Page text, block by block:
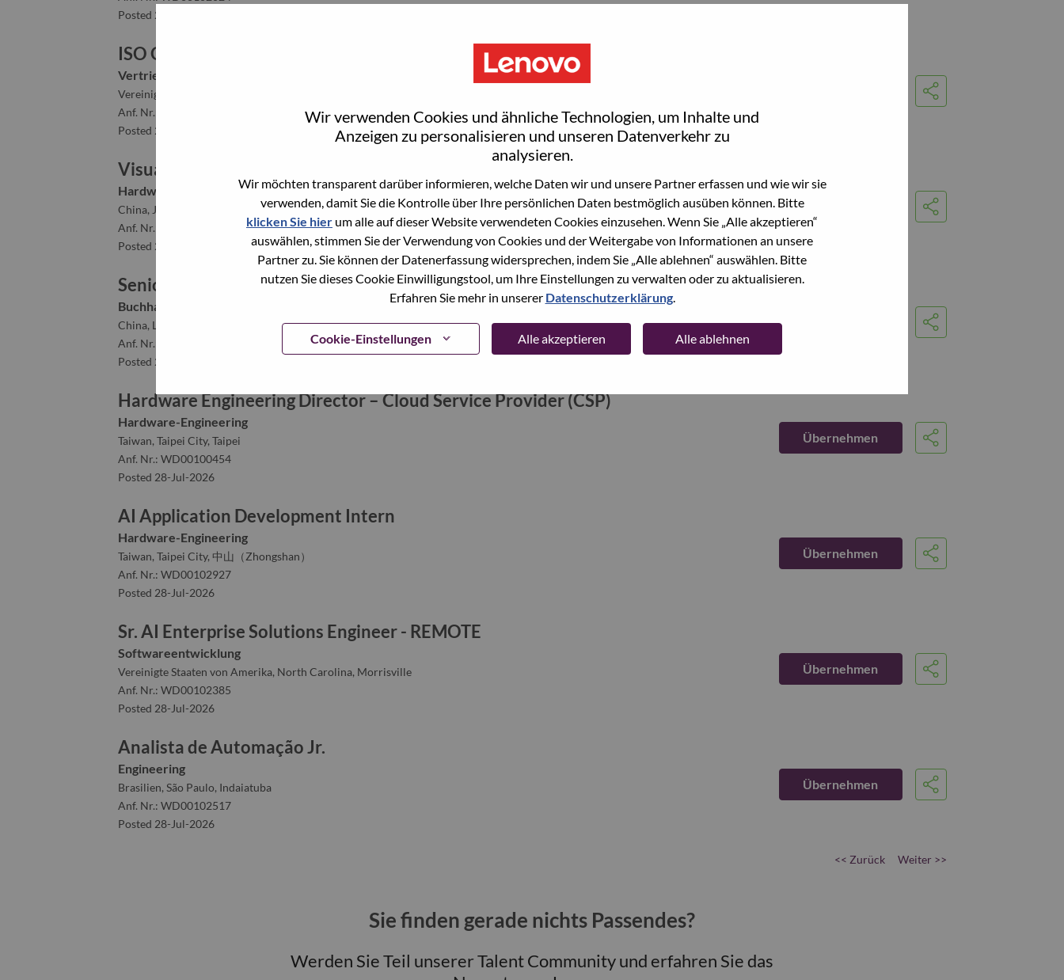
Wir verwenden Cookies und ähnliche Technologien, um Inhalte und
Anzeigen zu personalisieren und unseren Datenverkehr zu
analysieren.
Wir möchten transparent darüber informieren, welche Daten wir und unsere Partner erfassen und wie wir sie
verwenden, damit Sie die Kontrolle über Ihre persönlichen Daten bestmöglich ausüben können. Bitte
klicken Sie hier um alle auf dieser Website verwendeten Cookies einzusehen. Wenn Sie „Alle akzeptieren“
auswählen, stimmen Sie der Verwendung von Cookies und der Weitergabe von Informationen an unsere
Partner zu. Sie können der Datenerfassung widersprechen, indem Sie „Alle ablehnen“ auswählen. Bitte
nutzen Sie dieses Cookie Einwilligungstool, um Ihre Einstellungen zu verwalten oder zu aktualisieren.
Erfahren Sie mehr in unserer Datenschutzerklärung.
Cookie-Einstellungen Alle akzeptieren Alle ablehnen
Posted 28-Jul-2026
ISO GTM Program Director - Morrisville, NC
Vertriebsunterstützung
Vereinigte Staaten von Amerika, North Carolina, Morrisville
Anf. Nr.: WD00102462
Posted 28-Jul-2026
Share
Visuals PQE (显示器质量工程师)
Hardware-Engineering
China, Jiangsu, 苏州（Suzhou）
Anf. Nr.: WD00101644
Posted 28-Jul-2026
Übernehmen Share
Senior Expense Ops Specialist
Buchhaltung/Finanzwesen
China, Liaoning, 大连（Dalian）
Anf. Nr.: WD00102181
Posted 28-Jul-2026
Share
Hardware Engineering Director – Cloud Service Provider (CSP)
Hardware-Engineering
Taiwan, Taipei City, Taipei
Anf. Nr.: WD00100454
Posted 28-Jul-2026
Übernehmen Share
AI Application Development Intern
Hardware-Engineering
Taiwan, Taipei City, 中山（Zhongshan）
Anf. Nr.: WD00102927
Posted 28-Jul-2026
Übernehmen Share
Sr. AI Enterprise Solutions Engineer - REMOTE
Softwareentwicklung
Vereinigte Staaten von Amerika, North Carolina, Morrisville
Anf. Nr.: WD00102385
Posted 28-Jul-2026
Übernehmen Share
Analista de Automação Jr.
Engineering
Brasilien, São Paulo, Indaiatuba
Anf. Nr.: WD00102517
Posted 28-Jul-2026
Übernehmen Share
<< Zurück Weiter >>
Sie finden gerade nichts Passendes?
Werden Sie Teil unserer Talent Community und erfahren Sie das